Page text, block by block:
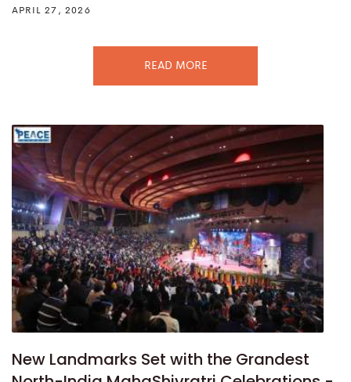
APRIL 27, 2026
READ MORE
New Landmarks Set with the Grandest